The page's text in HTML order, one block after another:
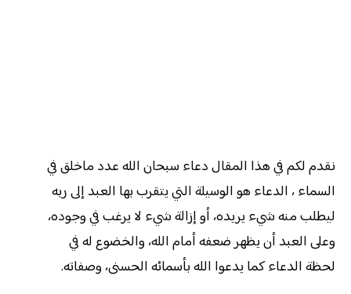
نقدم لكم في هذا المقال دعاء سبحان الله عدد ماخلق في
السماء ، الدعاء هو الوسيلة التي يتقرب بها العبد إلى ربه
ليطلب منه شيء يريده، أو إزالة شيء لا يرغب في وجوده،
وعلى العبد أن يظهر ضعفه أمام الله، والخضوع له في
لحظة الدعاء كما يدعوا الله بأسمائه الحسنى، وصفاته.